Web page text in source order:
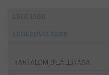
LEGÚJABB
LEGKEDVELTEBB
TARTALOM BEÁLLÍTÁSA